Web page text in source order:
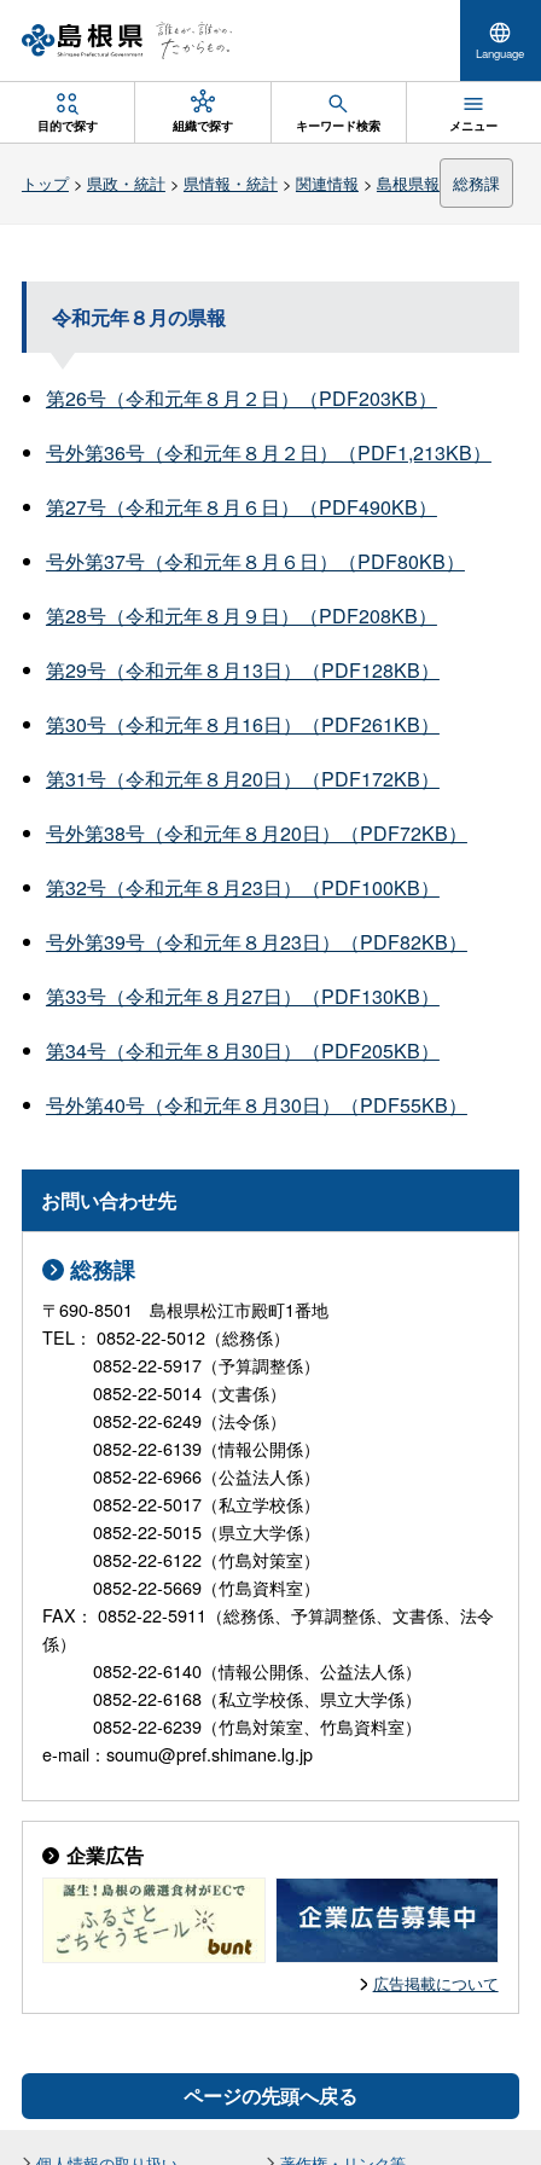
Language
目的で探す 組織で探す キーワード検索 メニュー
トップ> 県政・統計> 県情報・統計> 関連情報 > 島根県報 総務課
令和元年８月の県報
第26号（令和元年８月２日）（PDF203KB）
号外第36号（令和元年８月２日）（PDF1,213KB）
第27号（令和元年８月６日）（PDF490KB）
号外第37号（令和元年８月６日）（PDF80KB）
第28号（令和元年８月９日）（PDF208KB）
第29号（令和元年８月13日）（PDF128KB）
第30号（令和元年８月16日）（PDF261KB）
第31号（令和元年８月20日）（PDF172KB）
号外第38号（令和元年８月20日）（PDF72KB）
第32号（令和元年８月23日）（PDF100KB）
号外第39号（令和元年８月23日）（PDF82KB）
第33号（令和元年８月27日）（PDF130KB）
第34号（令和元年８月30日）（PDF205KB）
号外第40号（令和元年８月30日）（PDF55KB）
お問い合わせ先
総務課
〒690-8501 島根県松江市殿町1番地
TEL： 0852-22-5012（総務係）
0852-22-5917（予算調整係）
0852-22-5014（文書係）
0852-22-6249（法令係）
0852-22-6139（情報公開係）
0852-22-6966（公益法人係）
0852-22-5017（私立学校係）
0852-22-5015（県立大学係）
0852-22-6122（竹島対策室）
0852-22-5669（竹島資料室）
FAX： 0852-22-5911（総務係、予算調整係、文書係、法令
係）
0852-22-6140（情報公開係、公益法人係）
0852-22-6168（私立学校係、県立大学係）
0852-22-6239（竹島対策室、竹島資料室）
e-mail：soumu@pref.shimane.lg.jp
企業広告
広告掲載について
ページの先頭へ戻る